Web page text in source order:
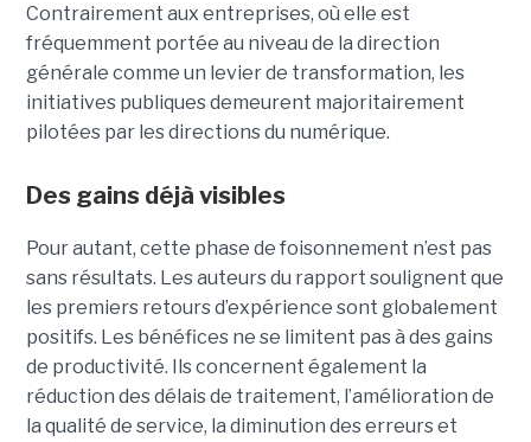
Contrairement aux entreprises, où elle est
fréquemment portée au niveau de la direction
générale comme un levier de transformation, les
initiatives publiques demeurent majoritairement
pilotées par les directions du numérique.
Des gains déjà visibles
Pour autant, cette phase de foisonnement n’est pas
sans résultats. Les auteurs du rapport soulignent que
les premiers retours d’expérience sont globalement
positifs. Les bénéfices ne se limitent pas à des gains
de productivité. Ils concernent également la
réduction des délais de traitement, l’amélioration de
la qualité de service, la diminution des erreurs et